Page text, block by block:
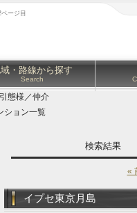
ージ目
・路線から探す
Search
態様／仲介
ション一覧
検索結果
«
イプセ東京月島